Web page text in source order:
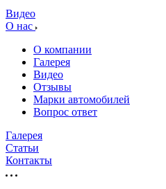
Видео
О нас
О компании
Галерея
Видео
Отзывы
Марки автомобилей
Вопрос ответ
Галерея
Статьи
Контакты